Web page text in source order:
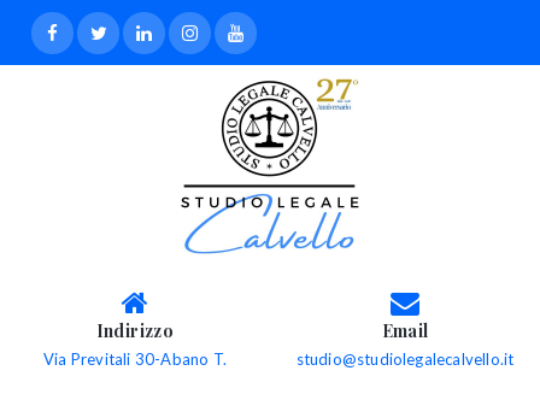
Indirizzo
Via Previtali 30-Abano T.
Email
studio@studiolegalecalvello.it